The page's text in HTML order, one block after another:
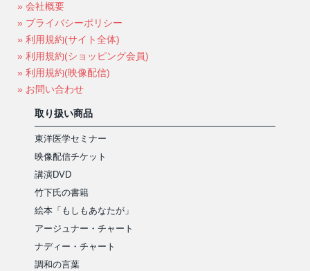
» 会社概要
» プライバシーポリシー
» 利用規約(サイト全体)
» 利用規約(ショッピング会員)
» 利用規約(映像配信)
» お問い合わせ
取り扱い商品
東洋医学セミナー
映像配信チケット
講演DVD
竹下氏の書籍
絵本「もしもあなたが」
アージュナー・チャート
ナディー・チャート
調和の言葉